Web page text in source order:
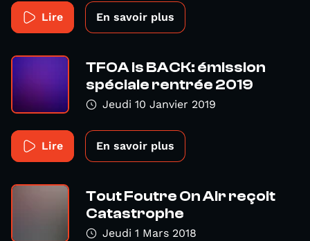
Lire En savoir plus
TFOA is BACK: émission
spéciale rentrée 2019
Jeudi 10 Janvier 2019
Lire En savoir plus
Tout Foutre On Air reçoit
Catastrophe
Jeudi 1 Mars 2018